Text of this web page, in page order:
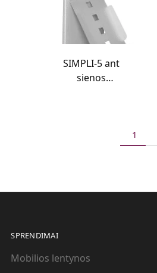
SIMPLI-5 ant
sienos
1
SPRENDIMAI
Mobilios lentynos